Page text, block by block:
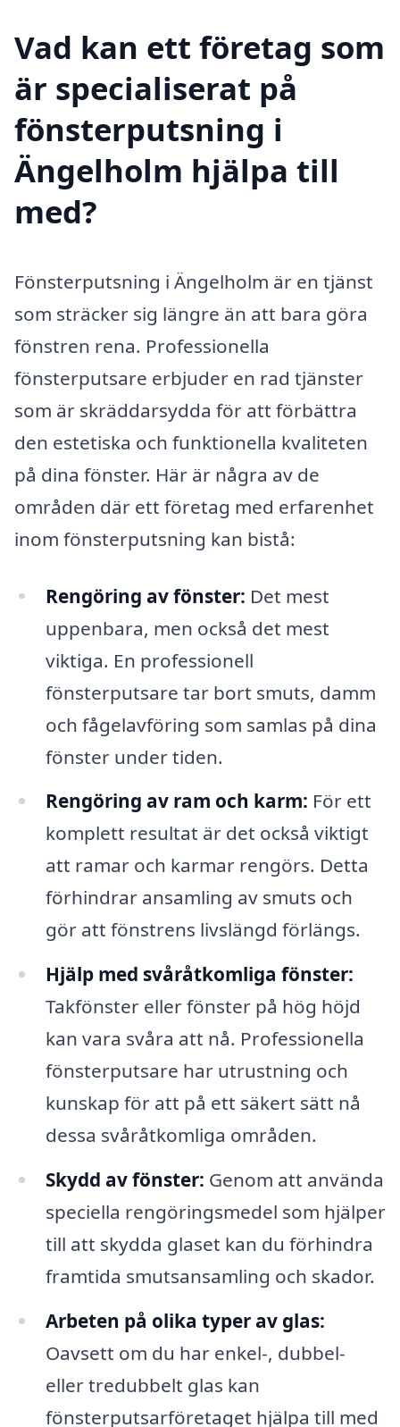
Vad kan ett företag som
är specialiserat på
fönsterputsning i
Ängelholm hjälpa till
med?
Fönsterputsning i Ängelholm är en tjänst
som sträcker sig längre än att bara göra
fönstren rena. Professionella
fönsterputsare erbjuder en rad tjänster
som är skräddarsydda för att förbättra
den estetiska och funktionella kvaliteten
på dina fönster. Här är några av de
områden där ett företag med erfarenhet
inom fönsterputsning kan bistå:
Rengöring av fönster: Det mest
uppenbara, men också det mest
viktiga. En professionell
fönsterputsare tar bort smuts, damm
och fågelavföring som samlas på dina
fönster under tiden.
Rengöring av ram och karm: För ett
komplett resultat är det också viktigt
att ramar och karmar rengörs. Detta
förhindrar ansamling av smuts och
gör att fönstrens livslängd förlängs.
Hjälp med svåråtkomliga fönster:
Takfönster eller fönster på hög höjd
kan vara svåra att nå. Professionella
fönsterputsare har utrustning och
kunskap för att på ett säkert sätt nå
dessa svåråtkomliga områden.
Skydd av fönster: Genom att använda
speciella rengöringsmedel som hjälper
till att skydda glaset kan du förhindra
framtida smutsansamling och skador.
Arbeten på olika typer av glas:
Oavsett om du har enkel-, dubbel-
eller tredubbelt glas kan
fönsterputsarföretaget hjälpa till med